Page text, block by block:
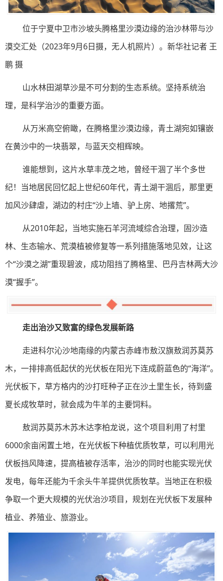
位于宁夏中卫市沙坡头腾格里沙漠边缘的治沙林带与沙
漠交汇处（2023年9月6日摄，无人机照片）。新华社记者 王
鹏 摄
山水林田湖草沙是不可分割的生态系统。坚持系统治
理，是科学治沙的重要方面。
从万米高空俯瞰，在腾格里沙漠边缘，青土湖宛如镶嵌
在黄沙中的一块翡翠，与蓝天交相辉映。
谁能想到，这片水草丰茂之地，曾经干涸了半个多世
纪！当地居民回忆起上世纪60年代，青土湖干涸后，那里更
加风沙肆虐，湖边的村庄“沙上墙、驴上房、地撂荒”。
从2010年起，当地实施石羊河流域综合治理，固沙造
林、生态输水、荒漠植被修复等一系列措施落地见效，让这
个“沙漠之湖”重现碧波，成功阻挡了腾格里、巴丹吉林两大沙
漠“握手”。
走出治沙又致富的绿色发展新路
走进科尔沁沙地南缘的内蒙古赤峰市敖汉旗敖润苏莫苏
木，一排排高低起伏的光伏板在阳光下连成蔚蓝色的“海洋”。
光伏板下，草方格内的沙打旺种子正在沙土里生长，待到盛
夏长成牧草时，就会成为牛羊的主要饲料。
敖润苏莫苏木苏木达李柏龙说，这个项目利用了村里
6000余亩闲置土地，在光伏板下种植优质牧草，可以利用光
伏板挡风降速，提高植被存活率，治沙的同时也能实现光伏
发电，每年还能为千余头牛羊提供优质牧草。当地正在积极
争取一个更大规模的光伏治沙项目，规划在光伏板下发展种
植业、养殖业、旅游业。